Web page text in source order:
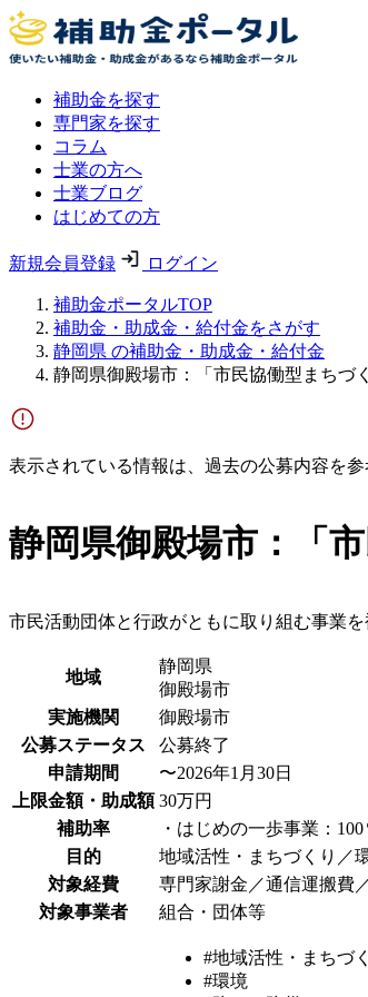
補助金を探す
専門家を探す
コラム
士業の方へ
士業ブログ
はじめての方
新規会員登録 ログイン
補助金ポータルTOP
補助金・助成金・給付金をさがす
静岡県 の補助金・助成金・給付金
静岡県御殿場市：「市民協働型まちづ
表示されている情報は、過去の公募内容を参
静岡県御殿場市：「
市民活動団体と行政がともに取り組む事業
地域
静岡県
御殿場市
実施機関
御殿場市
公募ステータス
公募終了
申請期間
〜2026年1月30日
上限金額・助成額 30万円
補助率
・はじめの一歩事業：
目的
地域活性・まちづくり／
対象経費
専門家謝金／通信運搬費
対象事業者
組合・団体等
#地域活性・まちづ
#環境